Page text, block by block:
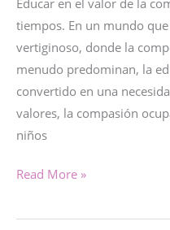
tiempos. En un mundo
vertiginoso, donde la
menudo predominan, la
convertido en una
valores, la compasión
niños
EDUCAR
EL
Read More »